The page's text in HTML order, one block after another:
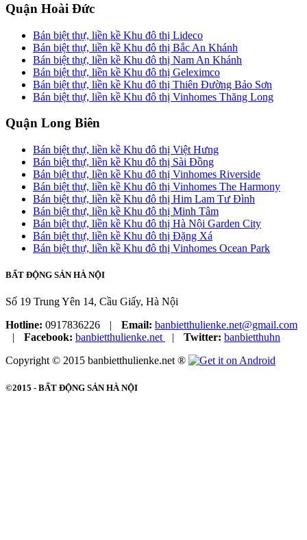
Quận Hoài Đức
Bán biệt thự, liền kề Khu đô thị Lideco
Bán biệt thự, liền kề Khu đô thị Bắc An Khánh
Bán biệt thự, liền kề Khu đô thị Nam An Khánh
Bán biệt thự, liền kề Khu đô thị Geleximco
Bán biệt thự, liền kề Khu đô thị Thiên Đường Bảo Sơn
Bán biệt thự, liền kề Khu đô thị Vinhomes Thăng Long
Quận Long Biên
Bán biệt thự, liền kề Khu đô thị Việt Hưng
Bán biệt thự, liền kề Khu đô thị Sài Đồng
Bán biệt thự, liền kề Khu đô thị Vinhomes Riverside
Bán biệt thự, liền kề Khu đô thị Vinhomes The Harmony
Bán biệt thự, liền kề Khu đô thị Him Lam Tư Đình
Bán biệt thự, liền kề Khu đô thị Minh Tâm
Bán biệt thự, liền kề Khu đô thị Hà Nội Garden City
Bán biệt thự, liền kề Khu đô thị Đặng Xá
Bán biệt thự, liền kề Khu đô thị Vinhomes Ocean Park
BẤT ĐỘNG SẢN HÀ NỘI
Số 19 Trung Yên 14, Cầu Giấy, Hà Nội
Hotline: 0917836226 Email: banbietthulienke.net@gmail.com
Facebook: banbietthulienke.net Twitter: banbietthuhn
Copyright © 2015 banbietthulienke.net ®
©2015 - BẤT ĐỘNG SẢN HÀ NỘI